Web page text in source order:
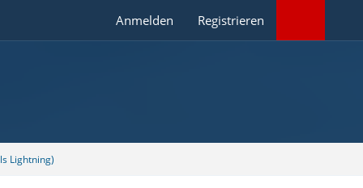
Anmelden Registrieren
Lightning)